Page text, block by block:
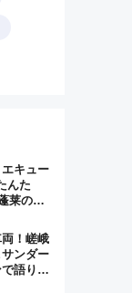
エキュー
んた
莱の
肉とた
登場！
！嵯峨
ンダー
語り合